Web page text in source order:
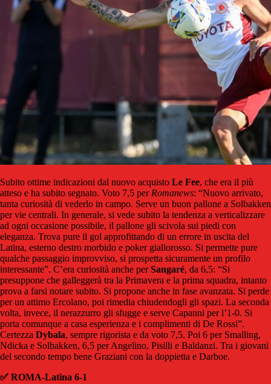
Subito ottime indicazioni dal nuovo acquisto Le Fee, che era il più
atteso e ha subito segnato. Voto 7,5 per Romanews: “Nuovo arrivato,
tanta curiosità di vederlo in campo. Serve un buon pallone a Solbakken
per vie centrali. In generale, si vede subito la tendenza a verticalizzare
ad ogni occasione possibile, il pallone gli scivola sui piedi con
eleganza. Trova pure il gol approfittando di un errore in uscita del
Latina, esterno destro morbido e poker giallorosso. Si permette pure
qualche passaggio improvviso, si prospetta sicuramente un profilo
interessante”. C’era curiosità anche perSangaré, da 6,5: “Si
presuppone che galleggerà tra la Primavera e la prima squadra, intanto
prova a farsi notare subito. Si propone anche in fase avanzata. Si perde
per un attimo Ercolano, poi rimedia chiudendogli gli spazi. La seconda
volta, invece, il nerazzurro gli sfugge e serve Capanni per l’1-0. Si
porta comunque a casa esperienza e i complimenti di De Rossi”.
Certezza Dybala, sempre rigorista e da voto 7,5. Poi 6 per Smalling,
Ndicka e Solbakken, 6,5 per Angelino, Pisilli e Baldanzi. Tra i giovani
del secondo tempo bene Graziani con la doppietta e Darboe.
✅ ROMA-Latina 6-1